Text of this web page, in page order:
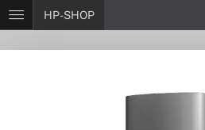
HP-SHOP